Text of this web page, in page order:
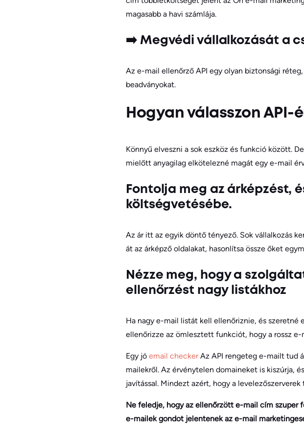
magasabb a havi számlája.
➡️ Megvédi vállalkozását a
Az e-mail ellenőrző API egy olyan biztonsági
beadványokat.
Hogyan válasszon API-
Könnyű elveszni a sok eszköz és funkció között.
mielőtt anyagilag elkötelezné magát egy e-mail
Fontolja meg az árképzést,
költségvetésébe.
Az ár itt az egyik döntő tényező. Sok vállalkozás
át az árképző oldalakat, hasonlítsa össze őket
Nézze meg, hogy a
ellenőrzést nagy listákhoz
Ha nagy e-mail listát kell ellenőriznie, és
ellenőrizze az ömlesztett funkciót, hogy a rossz
Egy jó email checkerAz API rengeteg e-mailt tud
mailekről. Az érvénytelen domaineket is kiszúrja,
javítással. Mindezt azért, hogy a
Ne feledje, hogy az ellenőrzött e-mail cím szuper
e-mailek gondot jelentenek az e-mail